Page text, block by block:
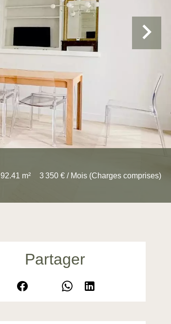
92.41 m² 3 350 € / Mois (Charges comprises)
Partager